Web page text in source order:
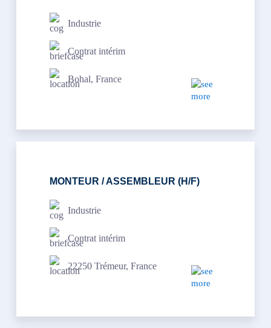
Industrie
Contrat intérim
Bohal, France
MONTEUR / ASSEMBLEUR (H/F)
Industrie
Contrat intérim
22250 Trémeur, France